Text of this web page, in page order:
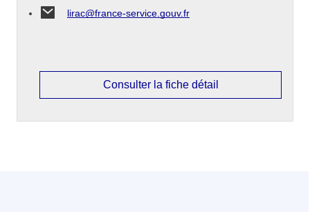
lirac@france-service.gouv.fr
Consulter la fiche détail